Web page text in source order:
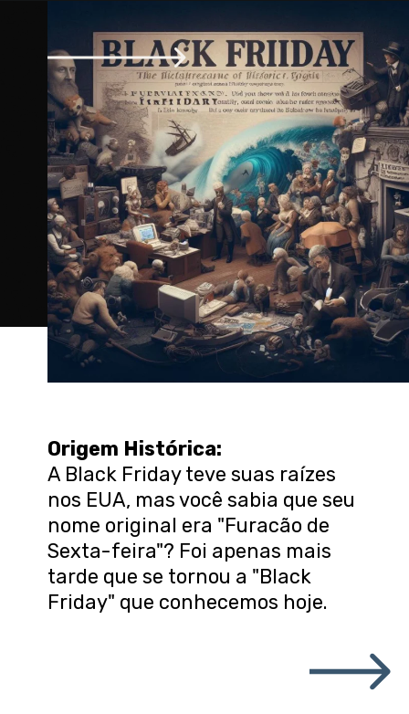
Origem Histórica:
A Black Friday teve suas raízes
nos EUA, mas você sabia que seu
nome original era "Furacão de
Sexta-feira"? Foi apenas mais
tarde que se tornou a "Black
Friday" que conhecemos hoje.